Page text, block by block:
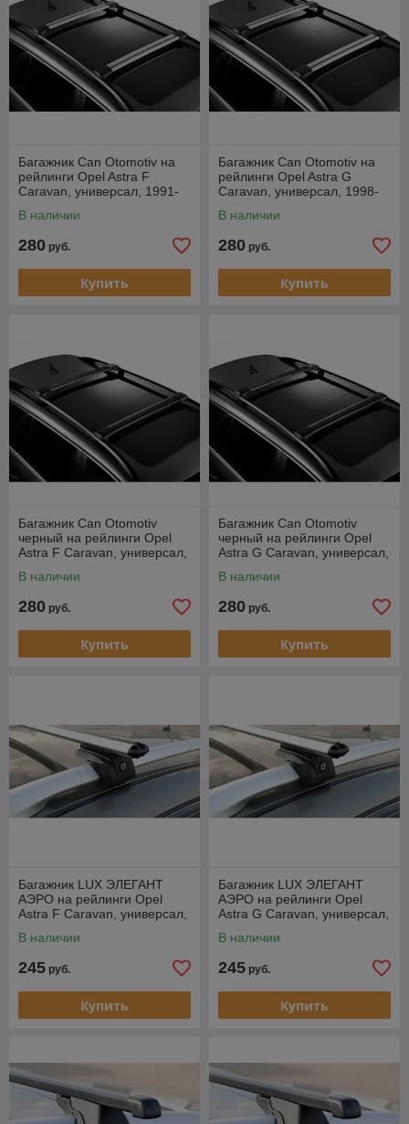
Багажник Can Otomotiv на
рейлинги Opel Astra F
Caravan, универсал, 1991-
В наличии
280 руб.
Купить
Багажник Can Otomotiv на
рейлинги Opel Astra G
Caravan, универсал, 1998-
В наличии
280 руб.
Купить
Багажник Can Otomotiv
черный на рейлинги Opel
Astra F Caravan, универсал,
В наличии
280 руб.
Купить
Багажник Can Otomotiv
черный на рейлинги Opel
Astra G Caravan, универсал,
В наличии
280 руб.
Купить
Багажник LUX ЭЛЕГАНТ
АЭРО на рейлинги Opel
Astra F Caravan, универсал,
В наличии
245 руб.
Купить
Багажник LUX ЭЛЕГАНТ
АЭРО на рейлинги Opel
Astra G Caravan, универсал,
В наличии
245 руб.
Купить